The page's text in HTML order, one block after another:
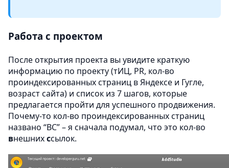
Работа с проектом
После открытия проекта вы увидите краткую
информацию по проекту (тИЦ, PR, кол-во
проиндексированных страниц в Яндексе и Гугле,
возраст сайта) и список из 7 шагов, которые
предлагается пройти для успешного продвижения.
Почему-то кол-во проиндексированных страниц
названо “ВС” – я сначала подумал, что это кол-во
внешнихссылок.